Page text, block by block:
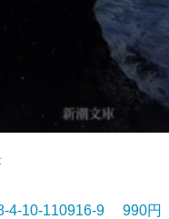
4-10-110916-9 990